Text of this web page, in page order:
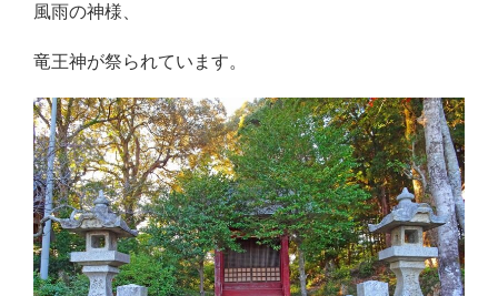
風雨の神様、
竜王神が祭られています。